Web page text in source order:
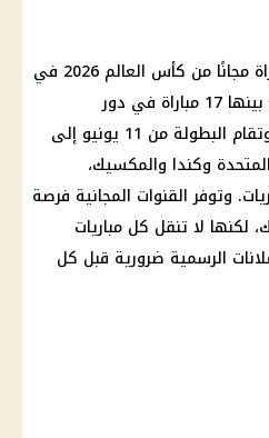
كأس العالم 2026
في
عدد من الدول الإفريقية، من بينها 17 مباراة في دور
المجموعات ومباراة الافتتاح. وتقام البطولة من 11 يونيو إلى
وكندا والمكسيك،
48 منتخبًا و104 مباريات. وتوفر القنوات المجانية فرصة
لا تنقل كل مباريات
الرسمية ضرورية قبل كل